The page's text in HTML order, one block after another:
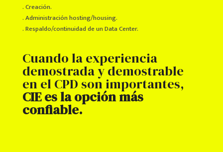
. Creación.
. Administración hosting/housing.
. Respaldo/continuidad de un Data Center.
Cuando la experiencia
demostrada y demostrable
en el CPD son importantes,
CIE es la opción más
confiable.